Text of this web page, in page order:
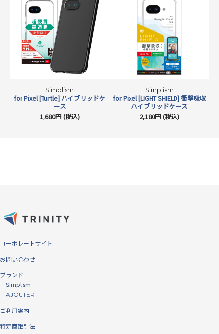
気泡ゼロの「バブルレス®」仕様
ディスプレイとガラスプロテクター/フィルムの間に埃が入ることが、
気泡が発生する原因です。シリコン吸着面に特殊加工を施すことによっ
て、微細な埃であれば巻き込んでしまうことにより気泡を発生させずに
貼り付けすることを可能にしました。
※「バブルレスフィルム」および「Bubble-less Film」は、トリニティ株式会社の登
は埃は貼り付け前に除去してください。それでも入ってしまう微細な埃は吸収しま
す。 ※埃が抜ける構造ではありません。埃のサイズによっては視認できることがあ
Simplism
for Pixel [Turtle] ハイブリッドケ
ース
1,680円 (税込)
Simplism
for Pixel [LIGHT SHIELD] 衝撃吸収
ハイブリッドケース
2,180円 (税込)
コーポレートサイト
お問い合わせ
ブランド
Simplism
AJOUTER
ご利用案内
特定商取引法